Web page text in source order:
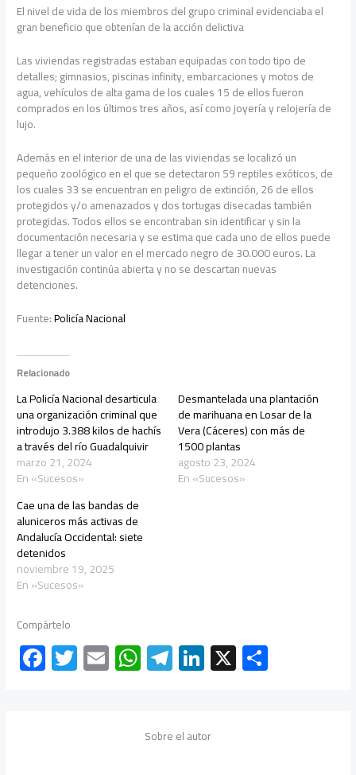
El nivel de vida de los miembros del grupo criminal evidenciaba el
gran beneficio que obtenían de la acción delictiva
Las viviendas registradas estaban equipadas con todo tipo de
detalles; gimnasios, piscinas infinity, embarcaciones y motos de
agua, vehículos de alta gama de los cuales 15 de ellos fueron
comprados en los últimos tres años, así como joyería y relojería de
lujo.
Además en el interior de una de las viviendas se localizó un
pequeño zoológico en el que se detectaron 59 reptiles exóticos, de
los cuales 33 se encuentran en peligro de extinción, 26 de ellos
protegidos y/o amenazados y dos tortugas disecadas también
protegidas. Todos ellos se encontraban sin identificar y sin la
documentación necesaria y se estima que cada uno de ellos puede
llegar a tener un valor en el mercado negro de 30.000 euros. La
investigación continúa abierta y no se descartan nuevas
detenciones.
Fuente:Policía Nacional
Relacionado
La Policía Nacional desarticula
una organización criminal que
introdujo 3.388 kilos de hachís
a través del río Guadalquivir
marzo 21, 2024
En «Sucesos»
Desmantelada una plantación
de marihuana en Losar de la
Vera (Cáceres) con más de
1500 plantas
agosto 23, 2024
En «Sucesos»
Cae una de las bandas de
aluniceros más activas de
Andalucía Occidental: siete
detenidos
noviembre 19, 2025
En «Sucesos»
Compártelo
F
ac
T
wi
E
m
W
h
s
Te
le
a
Li
nk
dI
X
Sobre el autor